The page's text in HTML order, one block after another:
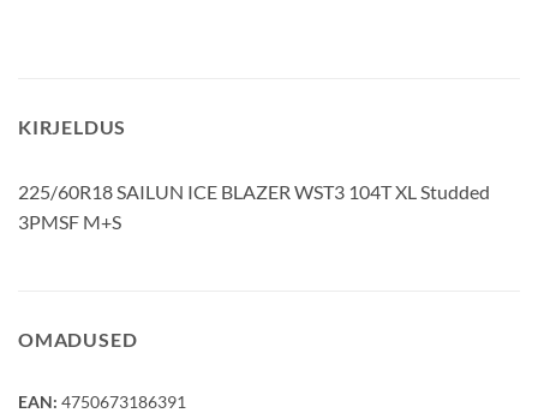
KIRJELDUS
225/60R18 SAILUN ICE BLAZER WST3 104T XL Studded
3PMSF M+S
OMADUSED
EAN: 4750673186391